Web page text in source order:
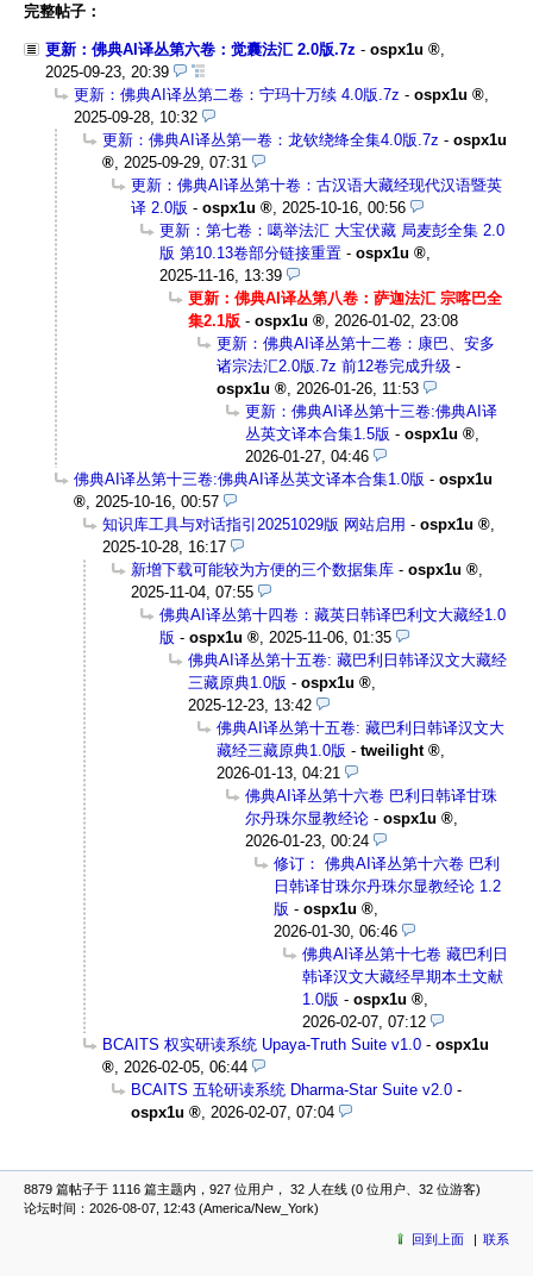
完整帖子：
更新：佛典AI译丛第六卷：觉囊法汇 2.0版.7z - ospx1u
2025-09-23, 20:39
更新：佛典AI译丛第二卷：宁玛十万续 4.0版.7z - ospx1u
2025-09-28, 10:32
更新：佛典AI译丛第一卷：龙钦绕绛全集4.0版.7z - ospx1u
2025-09-29, 07:31
更新：佛典AI译丛第十卷：古汉语大藏经现代汉语暨英
译 2.0版 - ospx1u
2025-10-16, 00:56
更新：第七卷：噶举法汇 大宝伏藏 局麦彭全集 2.0
版 第10.13卷部分链接重置 - ospx1u
2025-11-16, 13:39
更新：佛典AI译丛第八卷：萨迦法汇 宗喀巴全
集2.1版 - ospx1u
2026-01-02, 23:08
更新：佛典AI译丛第十二卷：康巴、安多
诸宗法汇2.0版.7z 前12卷完成升级 -
ospx1u
2026-01-26, 11:53
更新：佛典AI译丛第十三卷:佛典AI译
丛英文译本合集1.5版 - ospx1u
2026-01-27, 04:46
佛典AI译丛第十三卷:佛典AI译丛英文译本合集1.0版 - ospx1u
2025-10-16, 00:57
知识库工具与对话指引20251029版 网站启用 - ospx1u
2025-10-28, 16:17
新增下载可能较为方便的三个数据集库 - ospx1u
2025-11-04, 07:55
佛典AI译丛第十四卷：藏英日韩译巴利文大藏经1.0
版 - ospx1u
2025-11-06, 01:35
佛典AI译丛第十五卷: 藏巴利日韩译汉文大藏经
三藏原典1.0版 - ospx1u
2025-12-23, 13:42
佛典AI译丛第十五卷: 藏巴利日韩译汉文大
藏经三藏原典1.0版 - tweilight
2026-01-13, 04:21
佛典AI译丛第十六卷 巴利日韩译甘珠
尔丹珠尔显教经论 - ospx1u
2026-01-23, 00:24
修订： 佛典AI译丛第十六卷 巴利
日韩译甘珠尔丹珠尔显教经论 1.2
版 - ospx1u
2026-01-30, 06:46
佛典AI译丛第十七卷 藏巴利日
韩译汉文大藏经早期本土文献
1.0版 - ospx1u
2026-02-07, 07:12
BCAITS 权实研读系统 Upaya-Truth Suite v1.0 - ospx1u
2026-02-05, 06:44
BCAITS 五轮研读系统 Dharma-Star Suite v2.0 -
ospx1u
2026-02-07, 07:04
8879 篇帖子于 1116 篇主题内，927 位用户， 32 人在线 (0 位用户、32 位游客)
论坛时间：2026-08-07, 12:43 (America/New_York)
回到上面 联系